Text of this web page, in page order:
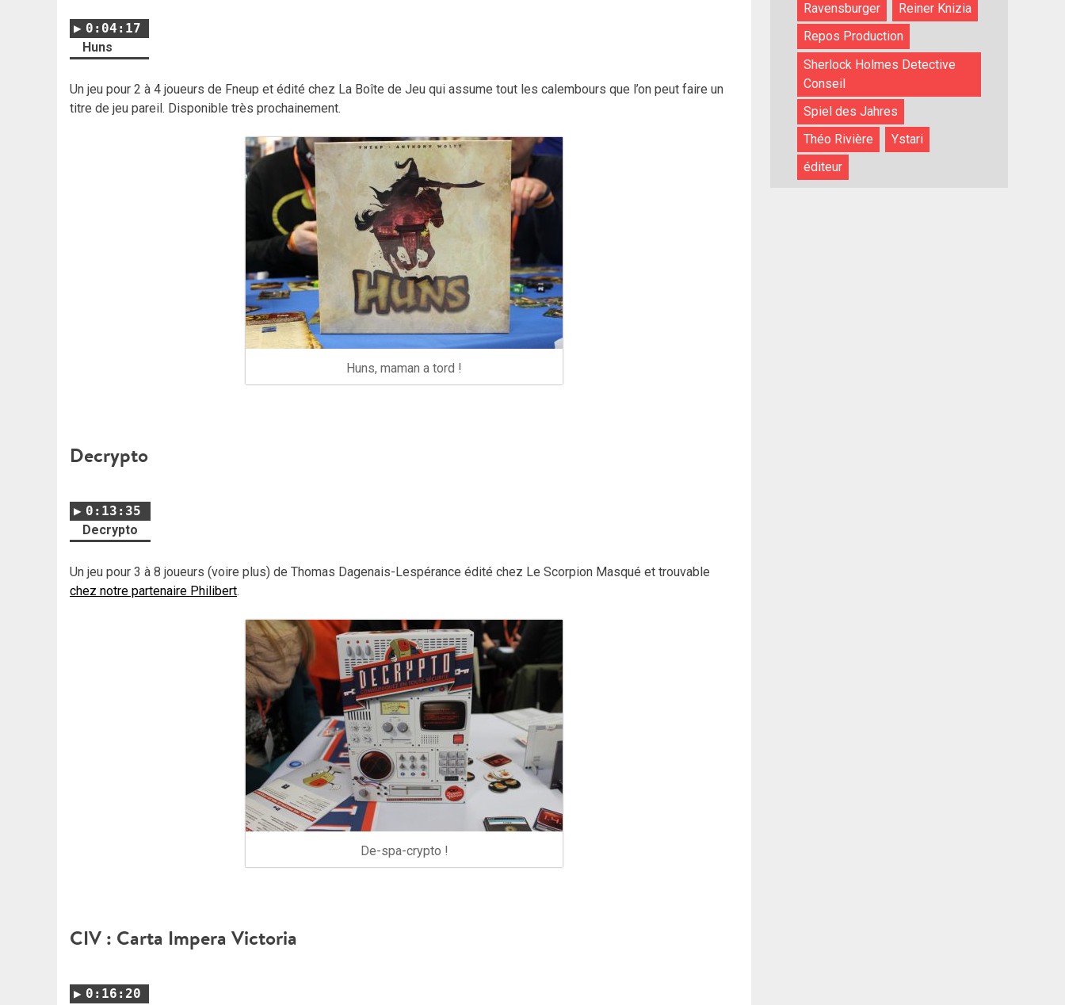
0:04:17
Huns
Un jeu pour 2 à 4 joueurs de Fneup et édité chez La Boîte de Jeu qui assume tout les calembours que l’on peut faire un
titre de jeu pareil. Disponible très prochainement.
Huns, maman a tord !
Decrypto
0:13:35
Decrypto
Un jeu pour 3 à 8 joueurs (voire plus) de Thomas Dagenais-Lespérance édité chez Le Scorpion Masqué et trouvable
chez notre partenaire Philibert.
De-spa-crypto !
CIV : Carta Impera Victoria
0:16:20
Ravensburger
Reiner Knizia
Repos Production
Sherlock Holmes Detective
Conseil
Spiel des Jahres
Théo Rivière
Ystari
éditeur